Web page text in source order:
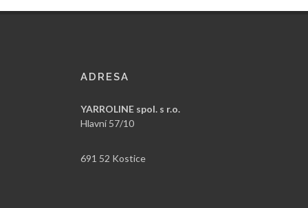
ADRESA
YARROLINE spol. s r.o.
Hlavní 57/10
691 52 Kostice